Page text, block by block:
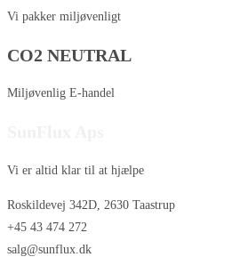
Vi pakker miljøvenligt
CO2 NEUTRAL
Miljøvenlig E-handel
Vi er altid klar til at hjælpe
Roskildevej 342D, 2630 Taastrup
+45 43 474 272
salg@sunflux.dk